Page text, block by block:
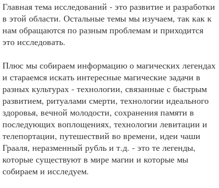
Главная тема исследований - это развитие и разработки
в этой области. Остальные темы мы изучаем, так как к
нам обращаются по разным проблемам и приходится
это исследовать.
Плюс мы собираем информацию о магических легендах
и стараемся искать интересные магические задачи в
разных культурах - технологии, связанные с быстрым
развитием, ритуалами смерти, технологии идеального
здоровья, вечной молодости, сохранения памяти в
последующих воплощениях, технологии левитации и
телепортации, путешествий во времени, идеи чаши
Грааля, неразменный рубль и т.д. - это те легенды,
которые существуют в мире магии и которые мы
собираем и исследуем.